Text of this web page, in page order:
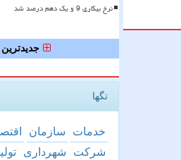
نرخ بیکاری 9 و یک دهم درصد شد
جدیدترین
تگها
خدمات سازمان
شركت
شهرداری